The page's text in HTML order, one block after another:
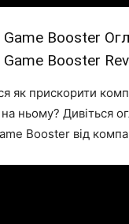
Game Booster
Game Booster
як прискорити
ньому? Дивіться
Booster від